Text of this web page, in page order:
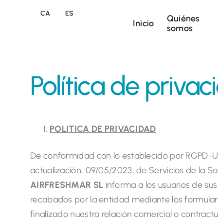
CA ES
Inicio
Quiénes
somos
Política de
POLITICA DE PRIVACIDAD
De conformidad con lo establecido por RGPD-
actualización, 09/05/2023, de Servicios de la
AIRFRESHMAR SL informa a los usuarios de
recabados por la entidad mediante los
finalizado nuestra relación comercial o